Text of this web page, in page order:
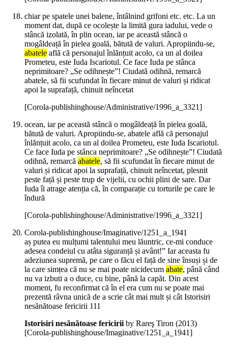
chiar pe spatele unei balene, întâlnind grifoni etc. etc. La un
moment dat, după ce ocolește la limită gura iadului, vede o
stâncă izolată, în plin ocean, iar pe această stâncă o
mogâldeață în pielea goală, bătută de valuri. Apropiindu-se,
abatele află că personajul înlănțuit acolo, ca un al doilea
Prometeu, este Iuda Iscariotul. Ce face Iuda pe stânca
neprimitoare? „Se odihnește”! Ciudată odihnă, remarcă
abatele, să fii scufundat în fiecare minut de valuri și ridicat
apoi la suprafață, chinuit neîncetat
[Corola-publishinghouse/Administrative/1996_a_3321]
ocean, iar pe această stâncă o mogâldeață în pielea goală,
bătută de valuri. Apropiindu-se, abatele află că personajul
înlănțuit acolo, ca un al doilea Prometeu, este Iuda Iscariotul.
Ce face Iuda pe stânca neprimitoare? „Se odihnește”! Ciudată
odihnă, remarcă abatele, să fii scufundat în fiecare minut de
valuri și ridicat apoi la suprafață, chinuit neîncetat, plesnit
peste față și peste trup de vijelii, cu ochii plini de sare. Dar
Iuda îi atrage atenția că, în comparație cu torturile pe care le
îndură
[Corola-publishinghouse/Administrative/1996_a_3321]
Corola-publishinghouse/Imaginative/1251_a_1941
aș putea eu mulțumi talentului meu lăuntric, ce-mi conduce
adesea condeiul cu atâta siguranță și avânt!” Iar aceasta fu
adeziunea supremă, pe care o făcu el față de sine însuși și de
la care simțea că nu se mai poate nicidecum abate, până când
nu va izbuti a o duce, cu bine, până la capăt. Din acest
moment, fu reconfirmat că în el era cum nu se poate mai
prezentă râvna unică de a scrie cât mai mult și cât Istorisiri
nesănătoase fericirii 111
Istorisiri nesănătoase fericiriiby Rareş Tiron (2013)
[Corola-publishinghouse/Imaginative/1251_a_1941]